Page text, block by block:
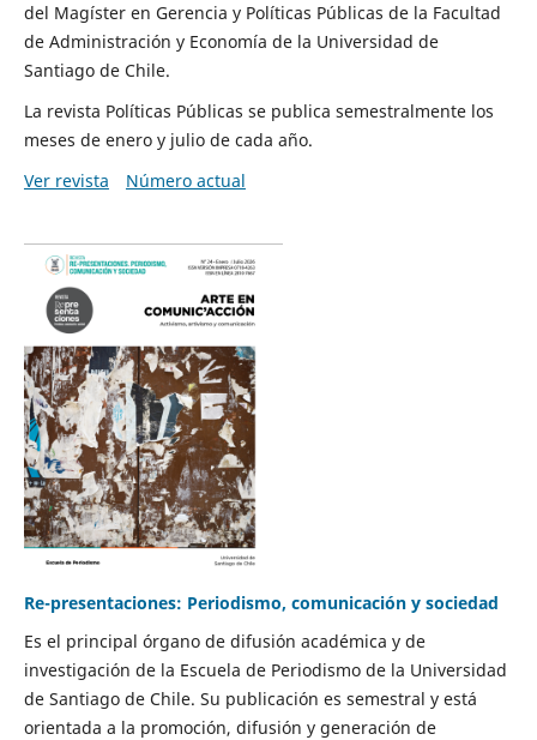
del Magíster en Gerencia y Políticas Públicas de la Facultad
de Administración y Economía de la Universidad de
Santiago de Chile.
La revista Políticas Públicas se publica semestralmente los
meses de enero y julio de cada año.
Ver revista
Número actual
Re-presentaciones: Periodismo, comunicación y sociedad
Es el principal órgano de difusión académica y de
investigación de la Escuela de Periodismo de la Universidad
de Santiago de Chile. Su publicación es semestral y está
orientada a la promoción, difusión y generación de